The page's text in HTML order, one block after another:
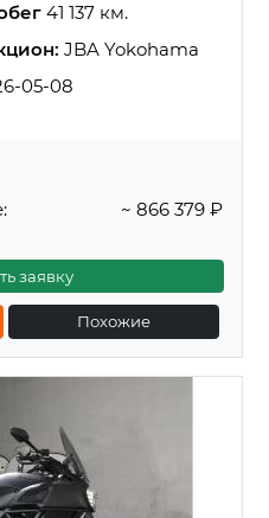
41 137 км.
JBA Yokohama
05-08
~ 866 379 ₽
заявку
Похожие